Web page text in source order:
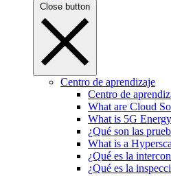
Close button
Centro de aprendizaje
Centro de
What are Cloud
What is 5G
¿Qué son las
What is a
¿Qué es la
¿Qué es la